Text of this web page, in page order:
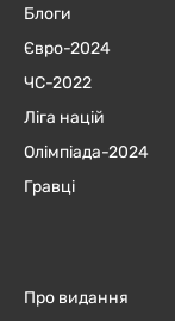
Блоги
Євро-2024
ЧC-2022
Ліга націй
Олімпіада-2024
Гравці
Про видання